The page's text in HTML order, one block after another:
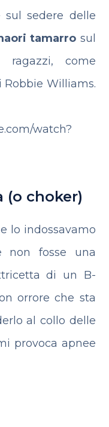
sul sedere delle
tamarro sul
ragazzi, come
Williams.
watch?
(o choker)
e lo indossavamo
non fosse una
di un B-
orrore che sta
al collo delle
provoca apnee